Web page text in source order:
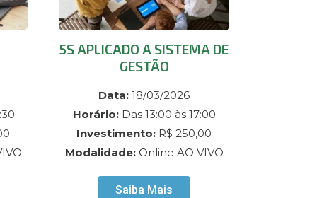
5S APLICADO A SISTEMA DE
GESTÃO
Data: 18/03/2026
Horário:Das 13:00 às 17:00
Investimento: R$ 250,00
Modalidade: Online AO VIVO
Saiba Mais